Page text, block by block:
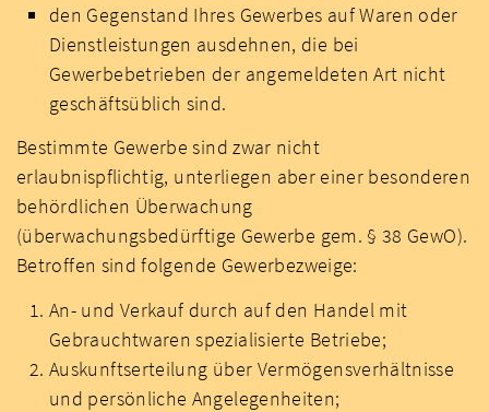
den Gegenstand Ihres Gewerbes auf Waren oder
Dienstleistungen ausdehnen, die bei
Gewerbebetrieben der angemeldeten Art nicht
geschäftsüblich sind.
Bestimmte Gewerbe sind zwar nicht
erlaubnispflichtig, unterliegen aber einer besonderen
behördlichen Überwachung
(überwachungsbedürftige Gewerbe gem. § 38 GewO).
Betroffen sind folgende Gewerbezweige:
An- und Verkauf durch auf den Handel mit
Gebrauchtwaren spezialisierte Betriebe;
Auskunftserteilung über Vermögensverhältnisse
und persönliche Angelegenheiten;